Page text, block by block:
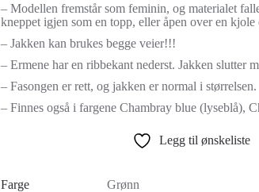
– Modellen fremstår som feminin, og materialet
kneppet igjen som en topp, eller åpen over en kjole
– Jakken kan brukes begge veier!!!
– Ermene har en ribbekant nederst. Jakken slutter
– Fasongen er rett, og jakken er normal i størrelsen.
– Finnes også i fargene Chambray blue (lyseblå),
Legg til ønskeliste
Farge Grønn